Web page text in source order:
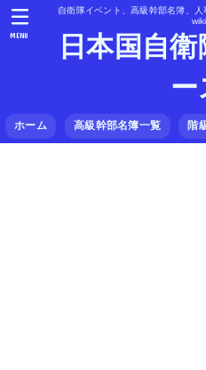
自衛隊イベント、高級幹部名簿、
wiki
日本国自
ー
ホーム 高級幹部名簿一覧 階
MENU